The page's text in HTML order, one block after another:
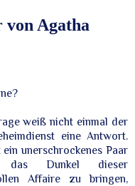
Agatha
weiß nicht einmal der
eine Antwort.
unerschrockenes Paar
Dunkel dieser
Affaire zu bringen,